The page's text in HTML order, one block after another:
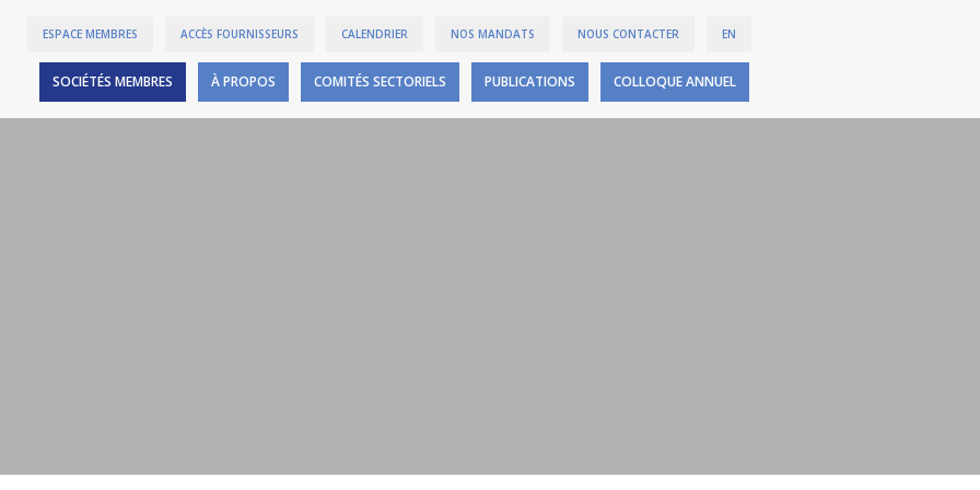
ESPACE MEMBRES ACCÈS FOURNISSEURS CALENDRIER NOS MANDATS NOUS CONTACTER EN
SOCIÉTÉS MEMBRES À PROPOS COMITÉS SECTORIELS PUBLICATIONS COLLOQUE ANNUEL